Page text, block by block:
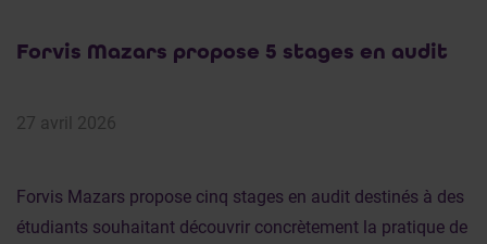
Forvis Mazars propose 5 stages en audit
27 avril 2026
Forvis Mazars propose cinq stages en audit destinés à des
étudiants souhaitant découvrir concrètement la pratique de